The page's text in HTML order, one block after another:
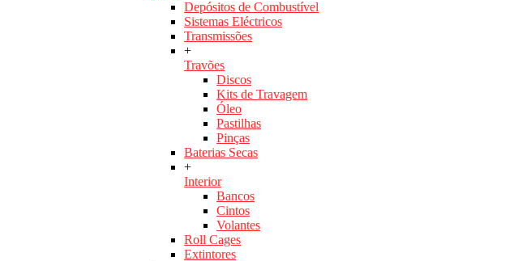
Depósitos de Combustível
Sistemas Eléctricos
Transmissões
+
Travões
Discos
Kits de Travagem
Óleo
Pastilhas
Pinças
Baterias Secas
+
Interior
Bancos
Cintos
Volantes
Roll Cages
Extintores